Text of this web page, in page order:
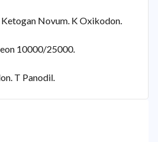
Ketogan Novum. K Oxikodon.
10000/25000.
T Panodil.